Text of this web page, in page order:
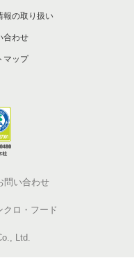
報の取り扱い
合わせ
マップ
問い合わせ
クロ・フード
Ltd.